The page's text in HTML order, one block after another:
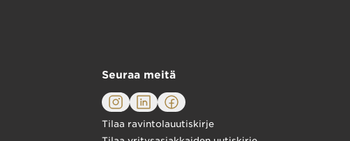
Seuraa meitä
Tilaa ravintolauutiskirje